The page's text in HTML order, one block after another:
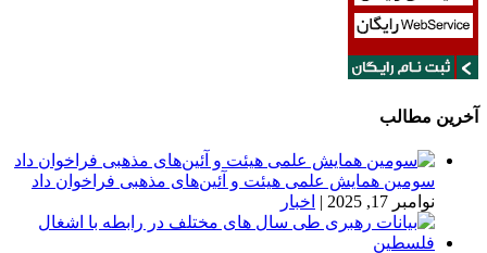
آخرین مطالب
سومین همایش علمی هیئت و آئین‌های مذهبی فراخوان داد
نوامبر 17, 2025
| اخبار